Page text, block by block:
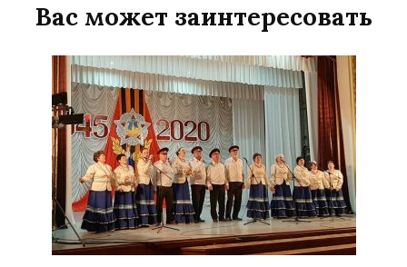
Вас может заинтересовать